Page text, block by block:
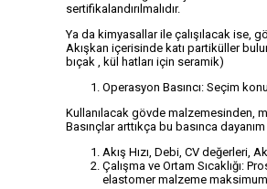
sertifikalandırılmalıdır.
Ya da kimyasallar ile çalışılacak ise,
Akışkan içerisinde katı partiküller
bıçak , kül hatları için seramik)
Operasyon Basıncı: Seçim
Kullanılacak gövde malzemesinden,
Basınçlar arttıkça bu basınca
Akış Hızı, Debi, CV değerleri,
Çalışma ve Ortam Sıcaklığı:
elastomer malzeme